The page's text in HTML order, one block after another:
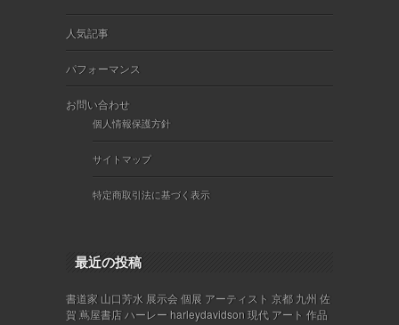
人気記事
パフォーマンス
お問い合わせ
個人情報保護方針
サイトマップ
特定商取引法に基づく表示
最近の投稿
書道家 山口芳水 展示会 個展 アーティスト 京都 九州 佐
賀 蔦屋書店 ハーレー harleydavidson 現代 アート 作品